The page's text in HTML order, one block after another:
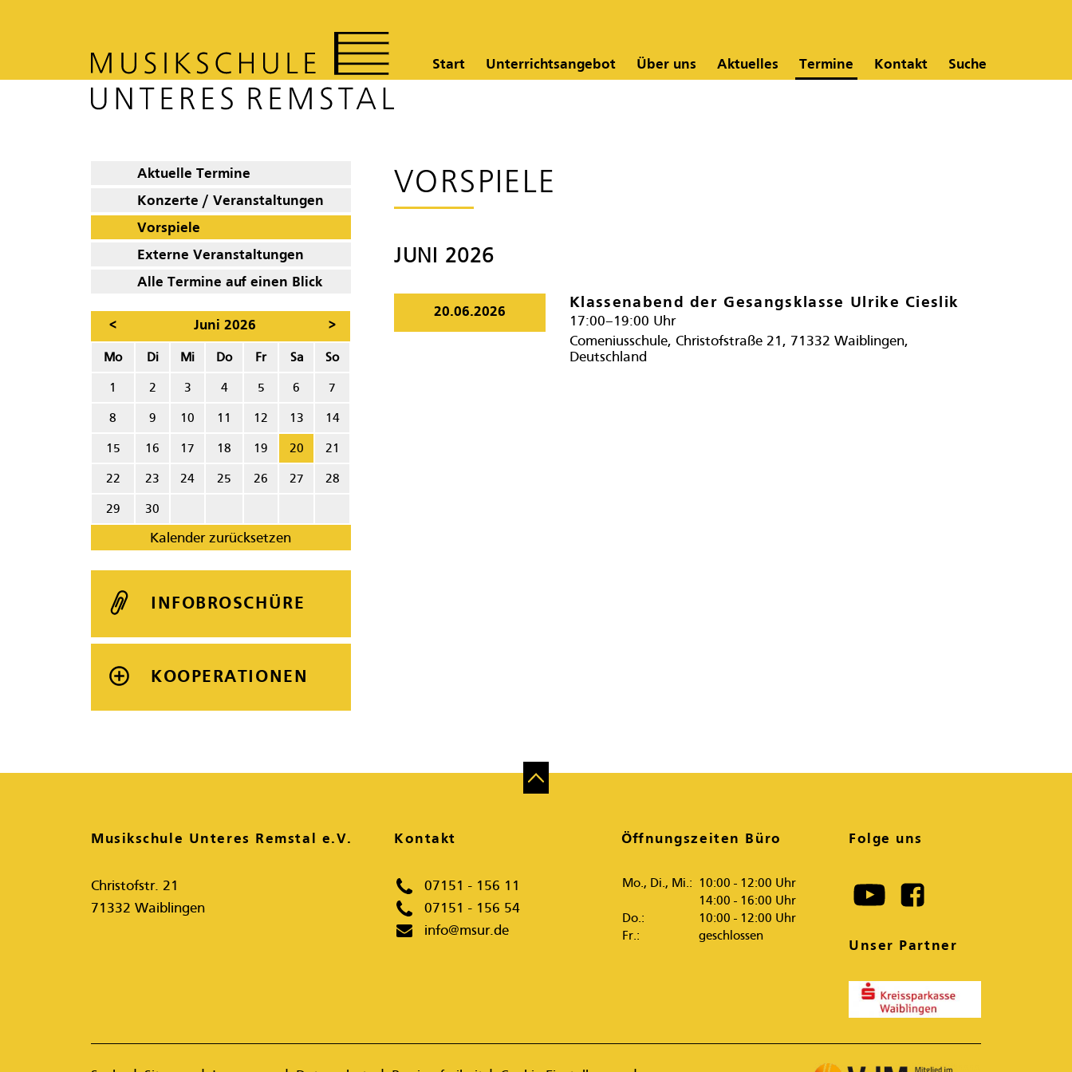
Start Unterrichtsangebot Über uns Aktuelles Termine Kontakt Suche
VORSPIELE
JUNI 2026
20.06.2026
Klassenabend der Gesangsklasse Ulrike Cieslik
17:00–19:00 Uhr
Comeniusschule, Christofstraße 21, 71332 Waiblingen,
Deutschland
Aktuelle Termine
Konzerte / Veranstaltungen
Vorspiele
Externe Veranstaltungen
Alle Termine auf einen Blick
< Juni 2026 >
Mo Di Mi Do Fr Sa So
1 2 3 4 5 6 7
8 9 10 11 12 13 14
15 16 17 18 19 20 21
22 23 24 25 26 27 28
29 30
Kalender zurücksetzen
INFOBROSCHÜRE
KOOPERATIONEN
Musikschule Unteres Remstal e.V.
Christofstr. 21
71332 Waiblingen
Kontakt
07151 - 156 11
07151 - 156 54
info@msur.de
Öffnungszeiten Büro
Mo., Di., Mi.: 10:00 - 12:00 Uhr
14:00 - 16:00 Uhr
Do.:
10:00 - 12:00 Uhr
Fr.:
geschlossen
Folge uns
Unser Partner